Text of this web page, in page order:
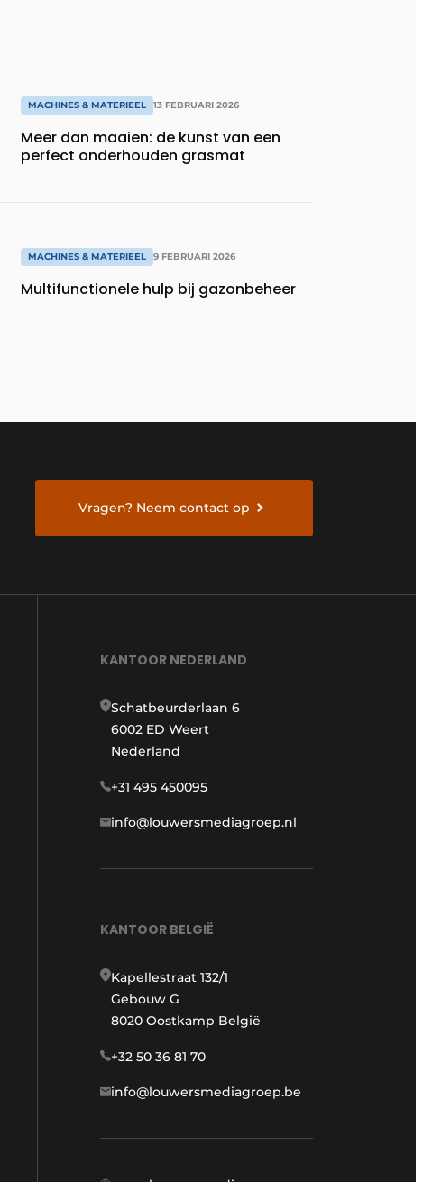
MACHINES & MATERIEEL 13 FEBRUARI 2026
Meer dan maaien: de kunst van een
perfect onderhouden grasmat
MACHINES & MATERIEEL 9 FEBRUARI 2026
Multifunctionele hulp bij gazonbeheer
Vragen? Neem contact op
KANTOOR NEDERLAND
Schatbeurderlaan 6
6002 ED Weert
Nederland
+31 495 450095
info@louwersmediagroep.nl
KANTOOR BELGIË
Kapellestraat 132/1
Gebouw G
8020 Oostkamp België
+32 50 36 81 70
info@louwersmediagroep.be